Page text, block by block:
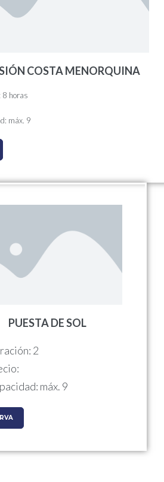
COSTA MENORQUINA
8 horas
máx. 9
PUESTA DE SOL
2
máx. 9